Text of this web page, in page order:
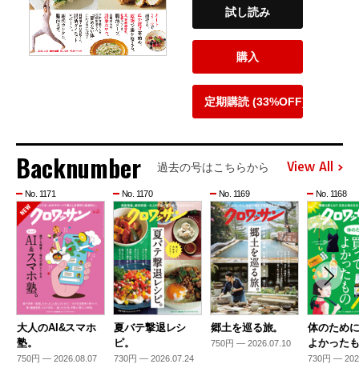
試し読み
購入
定期購読 (33%OFF)
Backnumber 過去の号はこちらから View All
No. 1171
大人のAI&スマホ
塾。
750円 — 2026.08.07
No. 1170
夏バテ撃退レシ
ピ。
730円 — 2026.07.24
No. 1169
郷土を巡る旅。
750円 — 2026.07.10
No. 1168
体のため
よかった
730円 —